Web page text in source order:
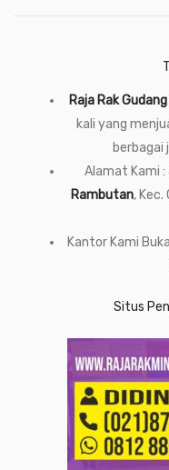
Raja Rak Gudang
kali yang
berbagai
Alamat Kami :
Rambutan,
Kantor Kami Buka
Situs